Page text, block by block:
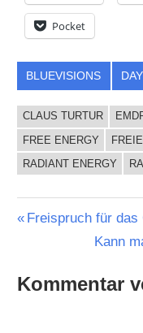
Pocket
BLUEVISIONS
CLAUS TURTUR
FREE ENERGY
RADIANT ENERGY
Vorheriger
Freispruch für das
Kann
Kommentar